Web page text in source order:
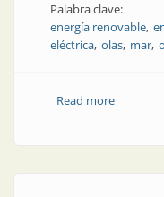
Palabra clave:
energía renovable
eléctrica olas mar
Read moreabout